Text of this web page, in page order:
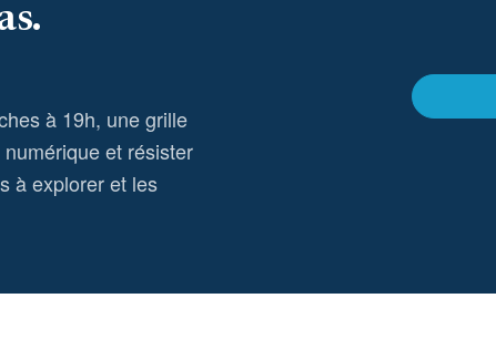
à 19h, une grille
et résister
à explorer et les